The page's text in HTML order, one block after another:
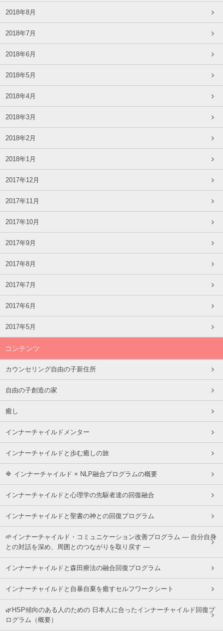
2018年8月
2018年7月
2018年6月
2018年5月
2018年4月
2018年3月
2018年2月
2018年1月
2017年12月
2017年11月
2017年10月
2017年9月
2017年8月
2017年7月
2017年6月
2017年5月
コンテンツ
カウンセリング自由の子新住所
自由の子創造の家
癒し
インナーチャイルドメンター
インナーチャイルドと歩む癒しの旅
🔷 インナーチャイルド × NLP融合プログラムの概要
インナーチャイルドと心理学の先駆者達の回復融合
インナーチャイルドと聖書の神との回復プログラム
🌱インナーチャイルド・コミュニケーション改善プログラム ― 自分自身
との対話を深め、周囲とのつながりを取り戻す ―
インナーチャイルドと森田療法の融合回復プログラム
インナーチャイルドと自暴自棄を癒すセルフワークシート
🌿HSP傾向のある人のための 日本人に合ったインナーチャイルド回復プ
ログラム（概要）